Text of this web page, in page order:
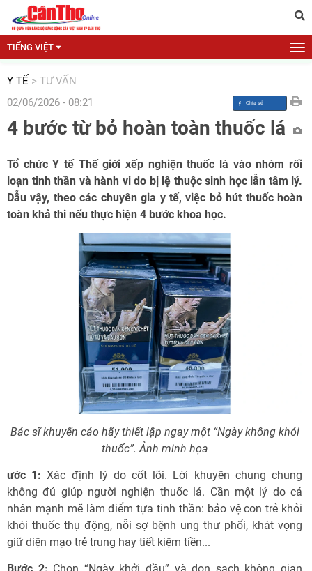
TIẾNG VIỆT
Y TẾ > TƯ VẤN
02/06/2026 - 08:21
4 bước từ bỏ hoàn toàn thuốc lá
Tổ chức Y tế Thế giới xếp nghiện thuốc lá vào nhóm rối
loạn tinh thần và hành vi do bị lệ thuộc sinh học lẫn tâm lý.
Dẫu vậy, theo các chuyên gia y tế, việc bỏ hút thuốc hoàn
toàn khả thi nếu thực hiện 4 bước khoa học.
Bác sĩ khuyến cáo hãy thiết lập ngay một “Ngày không khói
thuốc”. Ảnh minh họa
ước 1:Xác định lý do cốt lõi. Lời khuyên chung chung
không đủ giúp người nghiện thuốc lá. Cần một lý do cá
nhân mạnh mẽ làm điểm tựa tinh thần: bảo vệ con trẻ khỏi
khói thuốc thụ động, nỗi sợ bệnh ung thư phổi, khát vọng
giữ diện mạo trẻ trung hay tiết kiệm tiền...